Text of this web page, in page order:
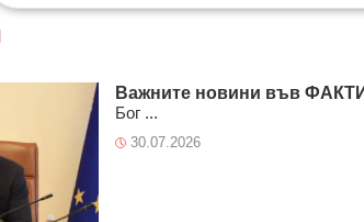
Важните новини във ФАКТИ
Бог ...
30.07.2026